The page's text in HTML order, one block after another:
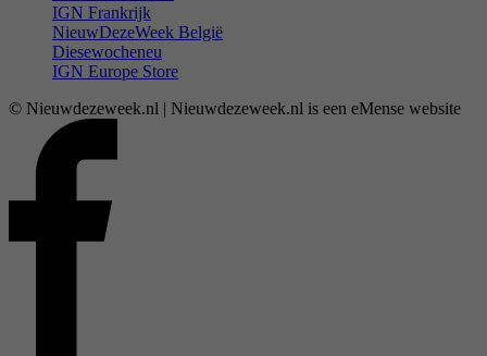
IGN Frankrijk
NieuwDezeWeek België
Diesewocheneu
IGN Europe Store
© Nieuwdezeweek.nl | Nieuwdezeweek.nl is een eMense website